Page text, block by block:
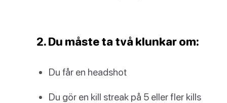
2. Du måste ta två klunkar om:
Du får en headshot
Du gör en kill streak på 5 eller fler kills